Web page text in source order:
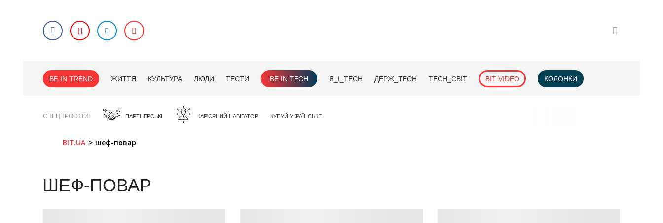
BE IN TREND ЖИТТЯ КУЛЬТУРА ЛЮДИ ТЕСТИ BE IN TECH Я_І_TECH ДЕРЖ_TECH TECH_СВІТ BIT VIDEO КОЛОНКИ
СПЕЦПРОЄКТИ ПАРТНЕРСЬКІ КАР'ЄРНИЙ НАВІГАТОР КУПУЙ УКРАЇНСЬКЕ
BIT.UA шеф-повар
ШЕФ-ПОВАР